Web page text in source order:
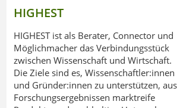
HIGHEST
HIGHEST ist als Berater, Connector und
Möglichmacher das Verbindungsstück
zwischen Wissenschaft und Wirtschaft.
Die Ziele sind es, Wissenschaftler:innen
und Gründer:innen zu unterstützen, aus
Forschungsergebnissen marktreife